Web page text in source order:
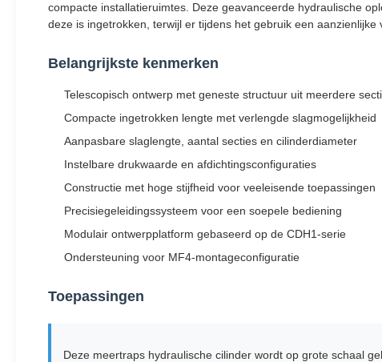
compacte installatieruimtes. Deze geavanceerde hydraulische
deze is ingetrokken, terwijl er tijdens het gebruik een aanzienlijke
Belangrijkste kenmerken
Telescopisch ontwerp met geneste structuur uit meerdere
Compacte ingetrokken lengte met verlengde slagmogelijkheid
Aanpasbare slaglengte, aantal secties en cilinderdiameter
Instelbare drukwaarde en afdichtingsconfiguraties
Constructie met hoge stijfheid voor veeleisende toepassingen
Precisiegeleidingssysteem voor een soepele bediening
Modulair ontwerpplatform gebaseerd op de CDH1-serie
Ondersteuning voor MF4-montageconfiguratie
Toepassingen
Deze meertraps hydraulische cilinder wordt op grote schaal